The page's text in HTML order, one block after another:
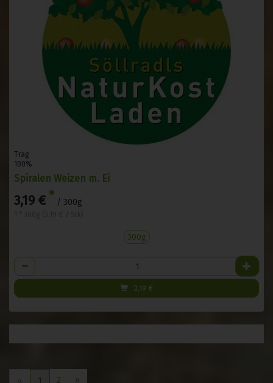
Trag
100%
Spiralen Weizen m. Ei
3,19 € * / 300g
300g
Anzahl
3,19 €
1 2 »